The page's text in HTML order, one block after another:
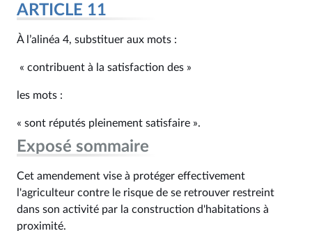
ARTICLE 11
À l’alinéa 4, substituer aux mots :
« contribuent à la satisfaction des »
les mots :
« sont réputés pleinement satisfaire ».
Exposé sommaire
Cet amendement vise à protéger effectivement
l'agriculteur contre le risque de se retrouver restreint
dans son activité par la construction d'habitations à
proximité.